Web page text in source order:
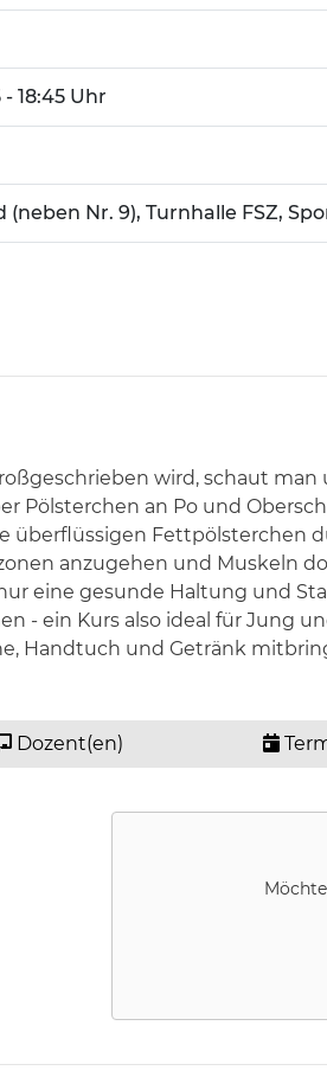
- 18:45 Uhr
(neben Nr. 9), Turnhalle FSZ,
wird, schaut
Pölsterchen an Po und
überflüssigen Fettpölsterchen
anzugehen und Muskeln
eine gesunde Haltung und
- ein Kurs also ideal für Jung
Handtuch und Getränk
Dozent(en)